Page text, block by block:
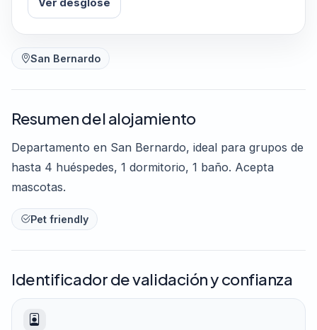
Ver desglose
San Bernardo
Resumen del alojamiento
Departamento en San Bernardo, ideal para grupos de
hasta 4 huéspedes, 1 dormitorio, 1 baño. Acepta
mascotas.
Pet friendly
Identificador de validación y confianza